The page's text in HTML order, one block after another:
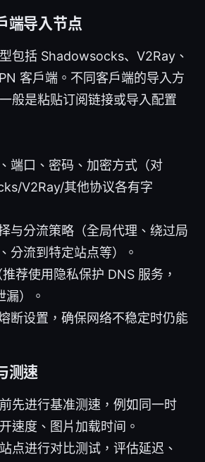
端导入节点
包括 Shadowsocks、V2Ray、
客户端。不同客户端的导入方
般是粘贴订阅链接或导入配置
端口、密码、加密方式（对
V2Ray/其他协议各有字
与分流策略（全局代理、绕过局
分流到特定站点等）。
荐使用隐私保护 DNS 服务，
漏）。
断设置，确保网络不稳定时仍能
测速
先进行基准测速，例如同一时
速度、图片加载时间。
点进行对比测试，评估延迟、